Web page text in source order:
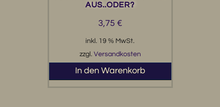
AUS..ODER?
3,75 €
inkl. 19 % MwSt.
zzgl. Versandkosten
In den Warenkorb